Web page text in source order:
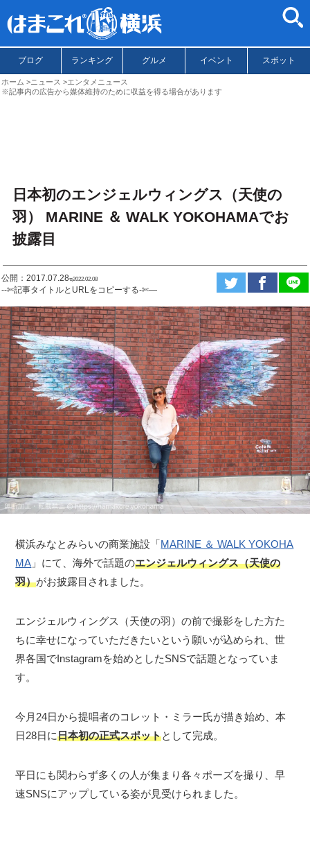
ブログ ランキング グルメ イベント スポット
ホーム ニュース
エンタメニュース
※記事内の広告から媒体維持のために収益を得る場合があります
日本初のエンジェルウィングス（天使の
羽） MARINE ＆ WALK YOKOHAMAでお
披露目
公開：2017.07.28ಇ2022.02.08
--✄記事タイトルとURLをコピーする-✄—
横浜みなとみらいの商業施設「MARINE ＆ WALK YOKOHA
MA 」にて、海外で話題のエンジェルウィングス（天使の
羽）がお披露目されました。
エンジェルウィングス（天使の羽）の前で撮影をした方た
ちに幸せになっていただきたいという願いが込められ、世
界各国でInstagramを始めとしたSNSで話題となっていま
す。
今月24日から提唱者のコレット・ミラー氏が描き始め、本
日28日に日本初の正式スポットとして完成。
平日にも関わらず多くの人が集まり各々ポーズを撮り、早
速SNSにアップしている姿が見受けられました。